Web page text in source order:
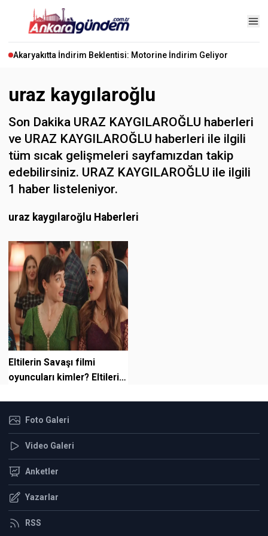
Akaryakıtta İndirim Beklentisi: Motorine İndirim Geliyor
uraz kaygılaroğlu
Son Dakika URAZ KAYGILAROĞLU haberleri
ve URAZ KAYGILAROĞLU haberleri ile ilgili
tüm sıcak gelişmeleri sayfamızdan takip
edebilirsiniz. URAZ KAYGILAROĞLU ile ilgili
1 haber listeleniyor.
uraz kaygılaroğlu Haberleri
Eltilerin Savaşı filmi
oyuncuları kimler? Eltilerin
Foto Galeri
Video Galeri
Anketler
Yazarlar
RSS